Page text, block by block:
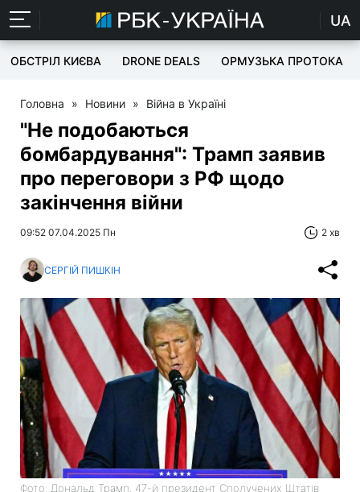
UA
ОБСТРІЛ КИЄВА DRONE DEALS ОРМУЗЬКА ПРОТОКА
Головна » Новини » Війна в Україні
"Не подобаються
бомбардування": Трамп заявив
про переговори з РФ щодо
закінчення війни
09:52 07.04.2025 Пн 2 хв
СЕРГІЙ ПИШКІН
Фото: Дональд Трамп, 47-й президент Сполучених Штатів